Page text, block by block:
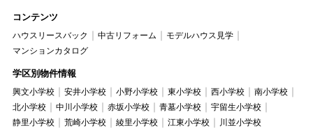
コンテンツ
ハウスリースバック 中古リフォーム
モデルハウス見学
マンションカタログ
学区別物件情報
興文小学校 安井小学校 小野小学校 東小学校 西小学校
南小学校
北小学校
中川小学校 赤坂小学校 青墓小学校
宇留生小学校
静里小学校
荒崎小学校 綾里小学校 江東小学校 川並小学校